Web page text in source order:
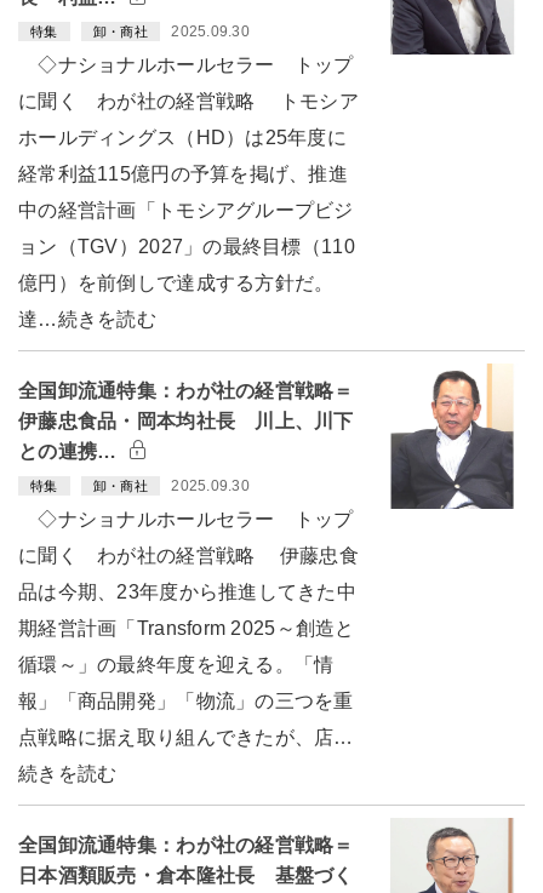
特集 卸・商社 2025.09.30
◇ナショナルホールセラー トップ
に聞く わが社の経営戦略 トモシア
ホールディングス（HD）は25年度に
経常利益115億円の予算を掲げ、推進
中の経営計画「トモシアグループビジ
ョン（TGV）2027」の最終目標（110
億円）を前倒しで達成する方針だ。
達…続きを読む
全国卸流通特集：わが社の経営戦略＝
伊藤忠食品・岡本均社長 川上、川下
との連携…
特集 卸・商社 2025.09.30
◇ナショナルホールセラー トップ
に聞く わが社の経営戦略 伊藤忠食
品は今期、23年度から推進してきた中
期経営計画「Transform 2025～創造と
循環～」の最終年度を迎える。「情
報」「商品開発」「物流」の三つを重
点戦略に据え取り組んできたが、店…
続きを読む
全国卸流通特集：わが社の経営戦略＝
日本酒類販売・倉本隆社長 基盤づく